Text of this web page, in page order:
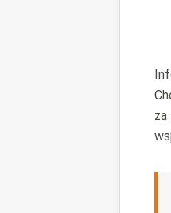
za